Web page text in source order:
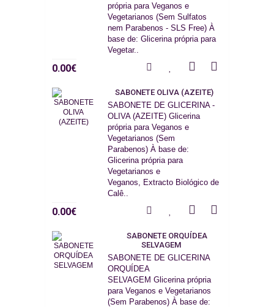
própria para Veganos e
Vegetarianos (Sem Sulfatos
nem Parabenos - SLS Free) À
base de: Glicerina própria para
Vegetar..
0.00€
SABONETE OLIVA (AZEITE)
SABONETE DE GLICERINA -
OLIVA (AZEITE) Glicerina
própria para Veganos e
Vegetarianos (Sem
Parabenos) À base de:
Glicerina própria para
Vegetarianos e
Veganos, Extracto Biológico de
Calê..
0.00€
SABONETE ORQUÍDEA
SELVAGEM
SABONETE DE GLICERINA
ORQUÍDEA
SELVAGEM Glicerina própria
para Veganos e Vegetarianos
(Sem Parabenos) À base de: